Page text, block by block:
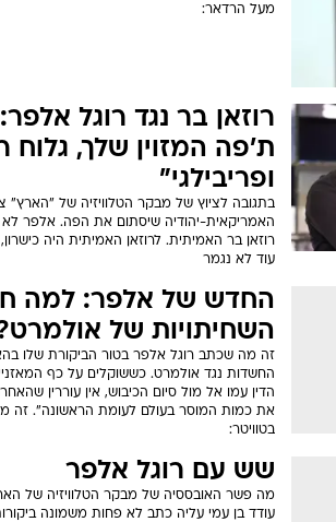
מעל הרדאר:
רוזאן בר נגד רוגל
ת'פה המזוין שלך, גלוח
ופריבילגי"
בתגובה לציוץ של מבקר הטלוויזיה של "הארץ"
האמריקאית-יהודיה שיסתום את הפה. אלפר לא
רוזאן בר האמיתית. לרוזאן האמיתית היה
עוד לא נגמר
החדש של אלפר: למה
השחיתויות של
זה מה שכתב רוגל אלפר בטור הביקורת שלו
החשדות נגד אולמרט. כששוקלים על כף
הדין עמו אל מול סיום הכיבוש, אין עוררין
את כמות המוסר בעולם לעומת הראשונה". זה
בטוויטר:
שש עם רוגל אלפר
מה פשר האובססיה של מבקר הטלוויזיה של
עודד בן עמי עליה כתב לא פחות משמונה